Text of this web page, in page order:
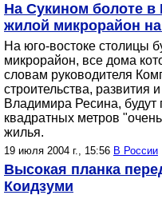
На Сукином болоте
жилой микрорайон
На юго-востоке столицы
микрорайон, все дома
словам руководителя
строительства, развития
Владимира Ресина,
квадратных метров
жилья.
19 июля 2004 г., 15:56 В России
Высокая планка
Коидзуми